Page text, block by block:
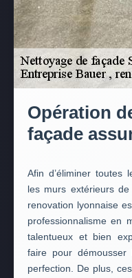
Opération
façade
Afin d’éliminer toutes
les murs extérieurs de
renovation lyonnaise
professionnalisme en
talentueux et bien
faire pour
perfection. De plus,